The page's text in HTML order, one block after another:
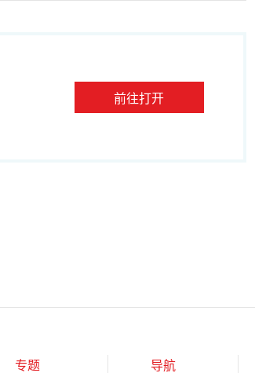
前往打开
专题 导航